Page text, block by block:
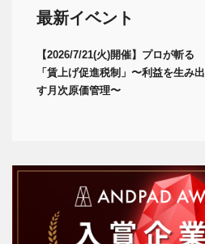
最新イベント
【2026/7/21(火)開催】プロが斬る
「賃上げ促進税制」〜利益を生み出
す月次原価管理〜